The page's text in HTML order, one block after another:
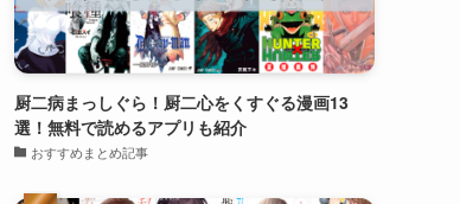
厨二病まっしぐら！厨二心をくすぐる漫画13
選！無料で読めるアプリも紹介
おすすめまとめ記事